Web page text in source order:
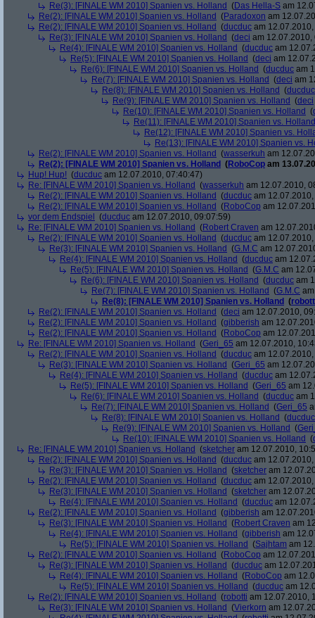
Re(3): [FINALE WM 2010] Spanien vs. Holland (Das Hella-S am
Re(2): [FINALE WM 2010] Spanien vs. Holland (Paradoxon am
Re(2): [FINALE WM 2010] Spanien vs. Holland (ducduc am
Re(3): [FINALE WM 2010] Spanien vs. Holland (deci am 12.07.2010,
Re(4): [FINALE WM 2010] Spanien vs. Holland (ducduc am
Re(5): [FINALE WM 2010] Spanien vs. Holland (deci am
Re(6): [FINALE WM 2010] Spanien vs. Holland (ducduc am
Re(7): [FINALE WM 2010] Spanien vs. Holland (deci am
Re(8): [FINALE WM 2010] Spanien vs. Holland (ducduc
Re(9): [FINALE WM 2010] Spanien vs. Holland (deci
Re(10): [FINALE WM 2010] Spanien vs. Holland (
Re(11): [FINALE WM 2010] Spanien vs. Holland
Re(12): [FINALE WM 2010] Spanien vs.
Re(13): [FINALE WM 2010] Spanien vs.
Re(2): [FINALE WM 2010] Spanien vs. Holland (wasserkuh am
Re(2): [FINALE WM 2010] Spanien vs. Holland (RoboCop am
Hup! Hup! (ducduc am 12.07.2010, 07:40:47)
Re: [FINALE WM 2010] Spanien vs. Holland (wasserkuh am 12.07.2010,
Re(2): [FINALE WM 2010] Spanien vs. Holland (ducduc am
Re(2): [FINALE WM 2010] Spanien vs. Holland (RoboCop am
vor dem Endspiel
(ducduc am 12.07.2010, 09:07:59)
Re: [FINALE WM 2010] Spanien vs. Holland (Robert Craven am
Re(2): [FINALE WM 2010] Spanien vs. Holland (ducduc am
Re(3): [FINALE WM 2010] Spanien vs. Holland (G.M.C am
Re(4): [FINALE WM 2010] Spanien vs. Holland (ducduc am
Re(5): [FINALE WM 2010] Spanien vs. Holland (G.M.C am
Re(6): [FINALE WM 2010] Spanien vs. Holland (ducduc am
Re(7): [FINALE WM 2010] Spanien vs. Holland (G.M.C
Re(8): [FINALE WM 2010] Spanien vs. Holland (
Re(2): [FINALE WM 2010] Spanien vs. Holland (deci am 12.07.2010,
Re(2): [FINALE WM 2010] Spanien vs. Holland (gibberish am
Re(2): [FINALE WM 2010] Spanien vs. Holland (RoboCop am
Re: [FINALE WM 2010] Spanien vs. Holland (Geri_65 am 12.07.2010,
Re(2): [FINALE WM 2010] Spanien vs. Holland (ducduc am
Re(3): [FINALE WM 2010] Spanien vs. Holland (Geri_65 am
Re(4): [FINALE WM 2010] Spanien vs. Holland (ducduc am
Re(5): [FINALE WM 2010] Spanien vs. Holland (Geri_65 am
Re(6): [FINALE WM 2010] Spanien vs. Holland (ducduc am
Re(7): [FINALE WM 2010] Spanien vs. Holland (Geri_65
Re(8): [FINALE WM 2010] Spanien vs. Holland (ducduc
Re(9): [FINALE WM 2010] Spanien vs. Holland (
Re(10): [FINALE WM 2010] Spanien vs. Holland (
Re: [FINALE WM 2010] Spanien vs. Holland (sketcher am 12.07.2010,
Re(2): [FINALE WM 2010] Spanien vs. Holland (ducduc am
Re(3): [FINALE WM 2010] Spanien vs. Holland (sketcher am
Re(2): [FINALE WM 2010] Spanien vs. Holland (ducduc am
Re(3): [FINALE WM 2010] Spanien vs. Holland (sketcher am
Re(4): [FINALE WM 2010] Spanien vs. Holland (ducduc am
Re(2): [FINALE WM 2010] Spanien vs. Holland (gibberish am
Re(3): [FINALE WM 2010] Spanien vs. Holland (Robert Craven am
Re(4): [FINALE WM 2010] Spanien vs. Holland (gibberish am
Re(5): [FINALE WM 2010] Spanien vs. Holland (Sajhtam am
Re(2): [FINALE WM 2010] Spanien vs. Holland (RoboCop am
Re(3): [FINALE WM 2010] Spanien vs. Holland (ducduc am
Re(4): [FINALE WM 2010] Spanien vs. Holland (RoboCop am
Re(5): [FINALE WM 2010] Spanien vs. Holland (ducduc am
Re(2): [FINALE WM 2010] Spanien vs. Holland (robotti am 12.07.2010,
Re(3): [FINALE WM 2010] Spanien vs. Holland (Vierkorn am